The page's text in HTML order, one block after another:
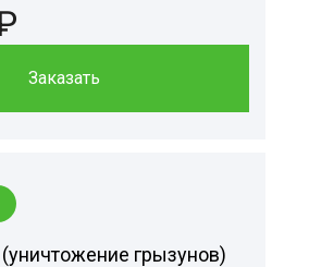
Заказать
грызунов)